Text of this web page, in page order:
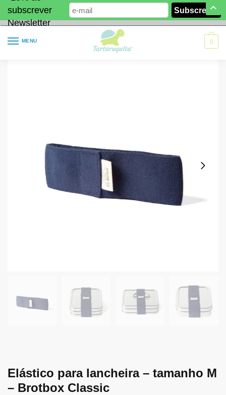
subscrever
Newsletter
MENU 0
Elástico para lancheira – tamanho M
– Brotbox Classic